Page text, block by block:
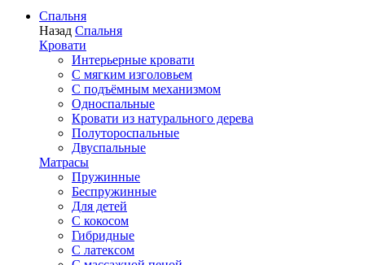
Спальня
Назад Спальня
Кровати
Интерьерные кровати
С мягким изголовьем
С подъёмным механизмом
Односпальные
Кровати из натурального дерева
Полутороспальные
Двуспальные
Матрасы
Пружинные
Беспружинные
Для детей
C кокосом
Гибридные
С латексом